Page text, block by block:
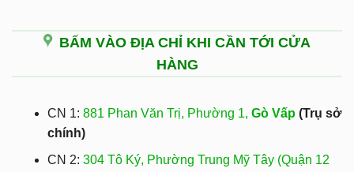
BẤM VÀO ĐỊA CHỈ KHI CẦN TỚI CỬA
HÀNG
CN 1: 881 Phan Văn Trị, Phường 1, Gò Vấp (Trụ sở
chính)
CN 2: 304 Tô Ký, Phường Trung Mỹ Tây (Quận 12